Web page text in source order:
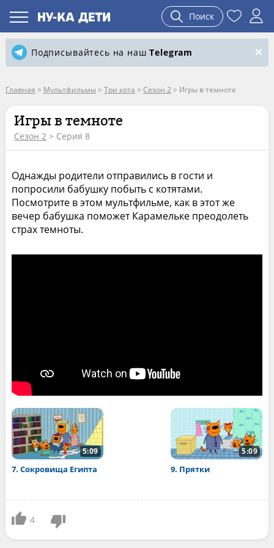
Поиск
Подписывайтесь на нашTelegram
Главная > Мультфильмы > Три кота > Сезон 2 > Игры в темноте
Игры в темноте
Сезон 2> Серия 8
Однажды родители отправились в гости и
попросили бабушку побыть с котятами.
Посмотрите в этом мультфильме, как в этот же
вечер бабушка поможет Карамельке преодолеть
страх темноты.
5:09
7. Сокровища Египта
5:09
9. Прятки
4